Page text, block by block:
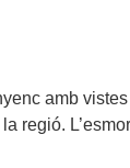
amb
regió.